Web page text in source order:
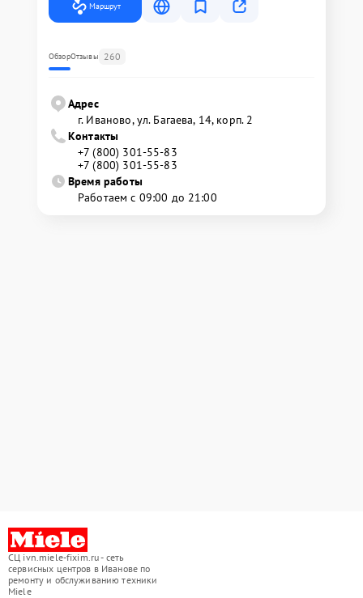
Маршрут
ОбзорОтзывы 260
Адрес
г. Иваново, ул. Багаева, 14, корп. 2
Контакты
+7 (800) 301-55-83
+7 (800) 301-55-83
Время работы
Работаем с 09:00 до 21:00
СЦ ivn.miele-fixim.ru - сеть
сервисных центров в Иванове по
ремонту и обслуживанию техники
Miele